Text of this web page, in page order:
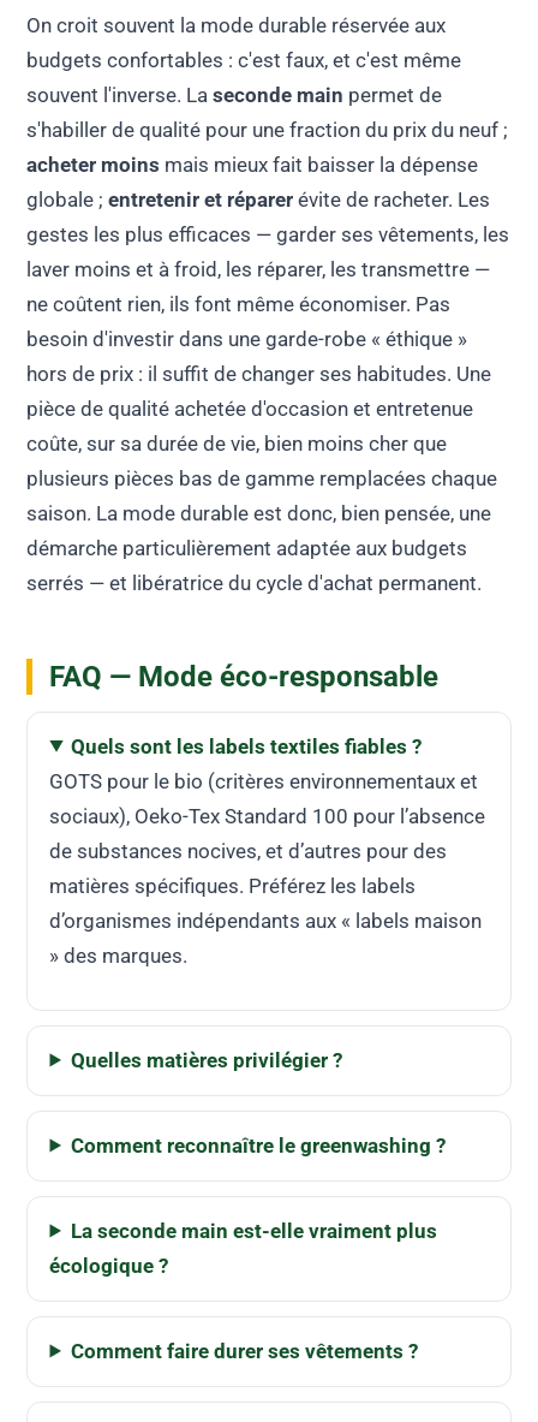
On croit souvent la mode durable réservée aux
budgets confortables : c'est faux, et c'est même
souvent l'inverse. Laseconde main permet de
s'habiller de qualité pour une fraction du prix du neuf ;
acheter moins mais mieux fait baisser la dépense
globale ;entretenir et réparer évite de racheter. Les
gestes les plus efficaces — garder ses vêtements, les
laver moins et à froid, les réparer, les transmettre —
ne coûtent rien, ils font même économiser. Pas
besoin d'investir dans une garde-robe « éthique »
hors de prix : il suffit de changer ses habitudes. Une
pièce de qualité achetée d'occasion et entretenue
coûte, sur sa durée de vie, bien moins cher que
plusieurs pièces bas de gamme remplacées chaque
saison. La mode durable est donc, bien pensée, une
démarche particulièrement adaptée aux budgets
serrés — et libératrice du cycle d'achat permanent.
FAQ — Mode éco-responsable
Quels sont les labels textiles fiables ?
GOTS pour le bio (critères environnementaux et
sociaux), Oeko-Tex Standard 100 pour l’absence
de substances nocives, et d’autres pour des
matières spécifiques. Préférez les labels
d’organismes indépendants aux « labels maison
» des marques.
Quelles matières privilégier ?
Comment reconnaître le greenwashing ?
La seconde main est-elle vraiment plus
écologique ?
Comment faire durer ses vêtements ?